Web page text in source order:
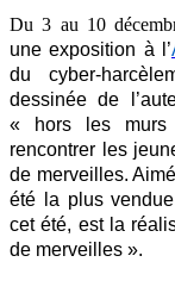
Du 3 au 10
une exposition à l’
du cyber-
dessinée de
« hors les murs
rencontrer les
de merveilles.
été la plus
cet été, est la
de merveilles ».